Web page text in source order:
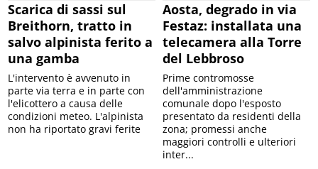
Scarica di sassi sul
Breithorn, tratto in
salvo alpinista ferito a
una gamba
L'intervento è avvenuto in
parte via terra e in parte con
l'elicottero a causa delle
condizioni meteo. L'alpinista
non ha riportato gravi ferite
Aosta, degrado in via
Festaz: installata una
telecamera alla Torre
del Lebbroso
Prime contromosse
dell'amministrazione
comunale dopo l'esposto
presentato da residenti della
zona; promessi anche
maggiori controlli e ulteriori
inter...